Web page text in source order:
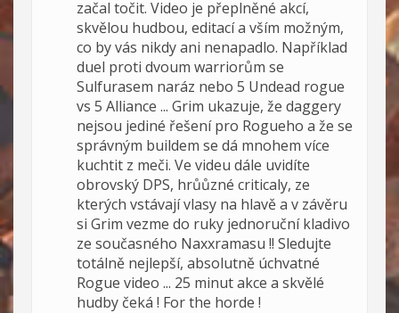
začal točit. Video je přeplněné akcí,
skvělou hudbou, editací a vším možným,
co by vás nikdy ani nenapadlo. Například
duel proti dvoum warriorům se
Sulfurasem naráz nebo 5 Undead rogue
vs 5 Alliance ... Grim ukazuje, že daggery
nejsou jediné řešení pro Rogueho a že se
správným buildem se dá mnohem více
kuchtit z meči. Ve videu dále uvidíte
obrovský DPS, hrůůzné criticaly, ze
kterých vstávají vlasy na hlavě a v závěru
si Grim vezme do ruky jednoruční kladivo
ze současného Naxxramasu !! Sledujte
totálně nejlepší, absolutně úchvatné
Rogue video ... 25 minut akce a skvělé
hudby čeká ! For the horde !